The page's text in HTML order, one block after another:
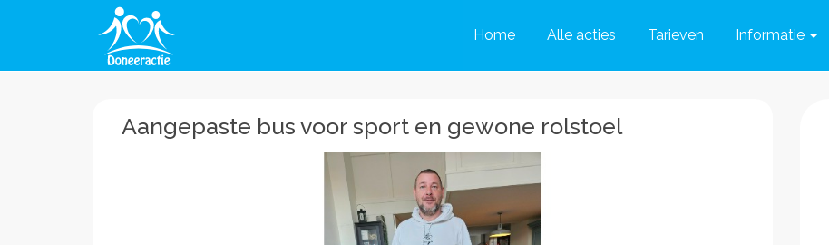
Home Alle acties Tarieven Informatie
Aangepaste bus voor sport en gewone rolstoel